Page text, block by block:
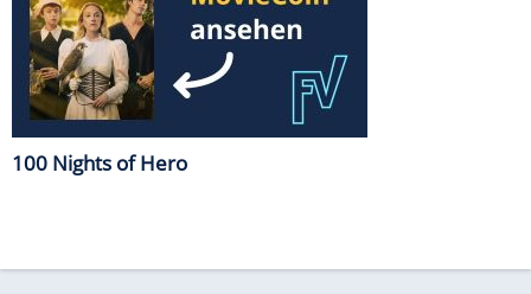
100 Nights of Hero